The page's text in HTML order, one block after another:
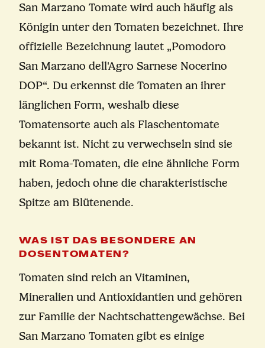
San Marzano Tomate wird auch häufig als
Königin unter den Tomaten bezeichnet. Ihre
offizielle Bezeichnung lautet „Pomodoro
San Marzano dell'Agro Sarnese Nocerino
DOP“. Du erkennst die Tomaten an ihrer
länglichen Form, weshalb diese
Tomatensorte auch als Flaschentomate
bekannt ist. Nicht zu verwechseln sind sie
mit Roma-Tomaten, die eine ähnliche Form
haben, jedoch ohne die charakteristische
Spitze am Blütenende.
WAS IST DAS BESONDERE AN
DOSENTOMATEN?
Tomaten sind reich an Vitaminen,
Mineralien und Antioxidantien und gehören
zur Familie der Nachtschattengewächse. Bei
San Marzano Tomaten gibt es einige